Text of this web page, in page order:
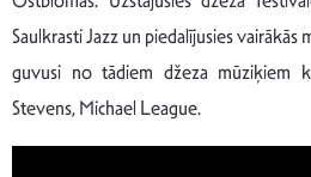
Saulkrasti Jazz un piedalījusies vairākās
guvusi no tādiem džeza mūziķiem
Stevens, Michael League.